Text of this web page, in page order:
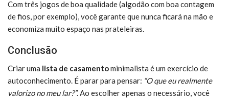
Com três jogos de boa qualidade (algodão com boa contagem
de fios, por exemplo), você garante que nunca ficará na mão e
economiza muito espaço nas prateleiras.
Conclusão
Criar uma lista de casamentominimalista é um exercício de
autoconhecimento. É parar para pensar: “O que eu realmente
valorizo no meu lar?”. Ao escolher apenas o necessário, você